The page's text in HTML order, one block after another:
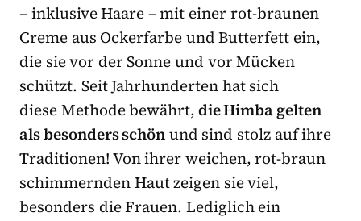
– inklusive Haare – mit einer rot-braunen
Creme aus Ockerfarbe und Butterfett ein,
die sie vor der Sonne und vor Mücken
schützt. Seit Jahrhunderten hat sich
diese Methode bewährt,die Himba gelten
als besonders schönund sind stolz auf ihre
Traditionen! Von ihrer weichen, rot-braun
schimmernden Haut zeigen sie viel,
besonders die Frauen. Lediglich ein